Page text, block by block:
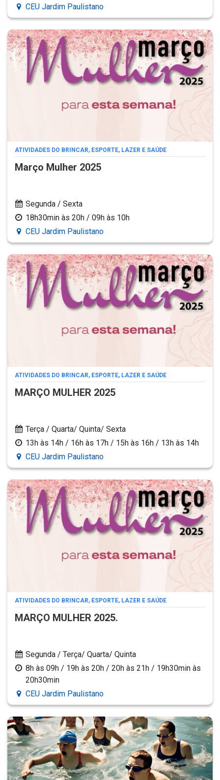
CEU Jardim Paulistano
ATIVIDADES DO BRINCAR, ESPORTE, LAZER E SAÚDE
Março Mulher 2025
Segunda / Sexta
18h30min às 20h / 09h às 10h
CEU Jardim Paulistano
ATIVIDADES DO BRINCAR, ESPORTE, LAZER E SAÚDE
MARÇO MULHER 2025
Terça / Quarta/ Quinta/ Sexta
13h às 14h / 16h às 17h / 15h às 16h / 13h às 14h
CEU Jardim Paulistano
ATIVIDADES DO BRINCAR, ESPORTE, LAZER E SAÚDE
MARÇO MULHER 2025.
Segunda / Terça/ Quarta/ Quinta
8h às 09h / 19h às 20h / 20h às 21h / 19h30min às
20h30min
CEU Jardim Paulistano